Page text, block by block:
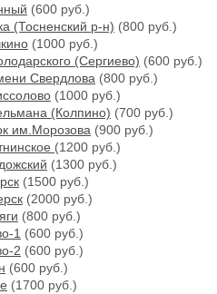
(600 руб.)
(Тосненский р-н) (800 руб.)
(1000 руб.)
(Сергиево) (600 руб.)
Свердлова (800 руб.)
(1000 руб.)
(Колпино) (700 руб.)
им.Морозова (900 руб.)
(1200 руб.)
(1300 руб.)
(1500 руб.)
(2000 руб.)
(800 руб.)
1 (600 руб.)
2 (600 руб.)
(600 руб.)
(1700 руб.)